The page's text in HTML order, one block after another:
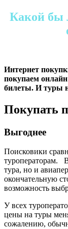
Какой бы
Интернет
покупаем
билеты. И туры
Покупать
Выгоднее
Поисковики
туроператорам.
тура, но и
окончательную
возможность
У всех
цены на туры
сожалению,